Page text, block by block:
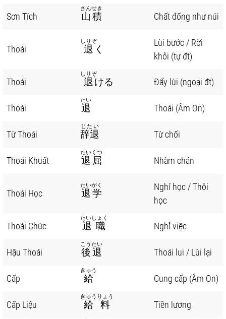
Sơn Tích 山積
さんせき
Chất đống như núi
Thoái 退
しりぞ
く
Lùi bước / Rời
khỏi (tự đt)
Thoái 退
しりぞ
ける Đẩy lùi (ngoại đt)
Thoái 退
たい
Thoái (Âm On)
Từ Thoái 辞退
じたい
Từ chối
Thoái Khuất 退屈
たいくつ
Nhàm chán
Thoái Học 退学
たいがく
Nghỉ học / Thôi
học
Thoái Chức 退職
たいしょく
Nghỉ việc
Hậu Thoái 後退
こうたい
Thoái lui / Lùi lại
Cấp 給
きゅう
Cung cấp (Âm On)
Cấp Liệu 給料
きゅうりょう
Tiền lương